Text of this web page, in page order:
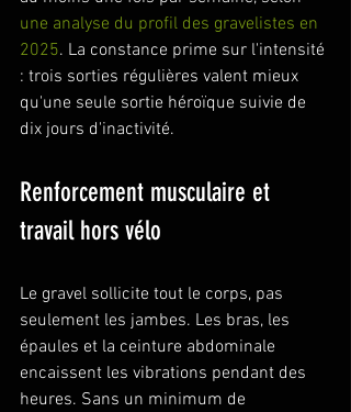
une analyse du profil des gravelistes en
2025. La constance prime sur l'intensité
: trois sorties régulières valent mieux
qu'une seule sortie héroïque suivie de
dix jours d'inactivité.
Renforcement musculaire et
travail hors vélo
Le gravel sollicite tout le corps, pas
seulement les jambes. Les bras, les
épaules et la ceinture abdominale
encaissent les vibrations pendant des
heures. Sans un minimum de